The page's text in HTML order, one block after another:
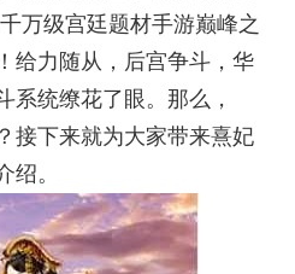
万级宫廷题材手游巅峰之
给力随从，后宫争斗，华
系统缭花了眼。那么，
接下来就为大家带来熹妃
绍。